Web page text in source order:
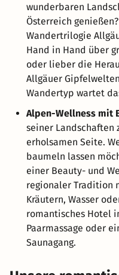
wunderbaren
Österreich
Wandertrilogie
Hand in Hand über
oder lieber die
Allgäuer
Wandertyp wartet
Alpen-Wellness mit
seiner Landschaften
erholsamen Seite.
baumeln lassen
einer Beauty- und
regionaler Tradition
Kräutern, Wasser
romantisches Hotel
Paarmassage oder
Saunagang.